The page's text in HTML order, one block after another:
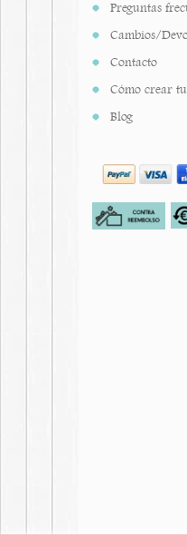
Preguntas
Cambios/
Contacto
Cómo crear
Blog